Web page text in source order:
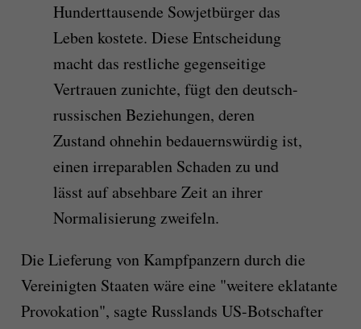
Hunderttausende Sowjetbürger das
Leben kostete. Diese Entscheidung
macht das restliche gegenseitige
Vertrauen zunichte, fügt den deutsch-
russischen Beziehungen, deren
Zustand ohnehin bedauernswürdig ist,
einen irreparablen Schaden zu und
lässt auf absehbare Zeit an ihrer
Normalisierung zweifeln.
Die Lieferung von Kampfpanzern durch die
Vereinigten Staaten wäre eine "weitere eklatante
Provokation", sagte Russlands US-Botschafter